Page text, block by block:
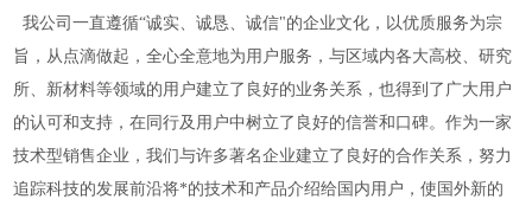
我公司一直遵循“诚实、诚恳、诚信"的企业文化，以优质服务为宗
旨，从点滴做起，全心全意地为用户服务，与区域内各大高校、研究
所、新材料等领域的用户建立了良好的业务关系，也得到了广大用户
的认可和支持，在同行及用户中树立了良好的信誉和口碑。作为一家
技术型销售企业，我们与许多著名企业建立了良好的合作关系，努力
追踪科技的发展前沿将*的技术和产品介绍给国内用户，使国外新的